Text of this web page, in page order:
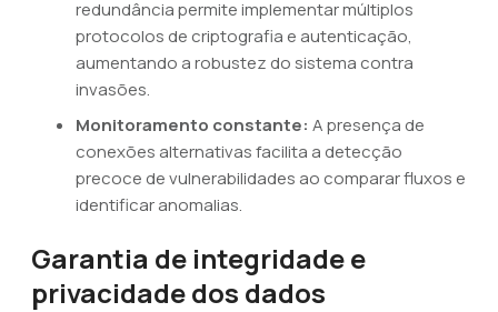
redundância permite implementar múltiplos
protocolos de criptografia e autenticação,
aumentando a robustez do sistema contra
invasões.
Monitoramento constante: A presença de
conexões alternativas facilita a detecção
precoce de vulnerabilidades ao comparar fluxos e
identificar anomalias.
Garantia de integridade e
privacidade dos dados